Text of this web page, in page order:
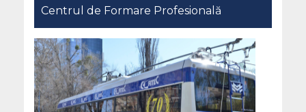
Centrul de Formare Profesională